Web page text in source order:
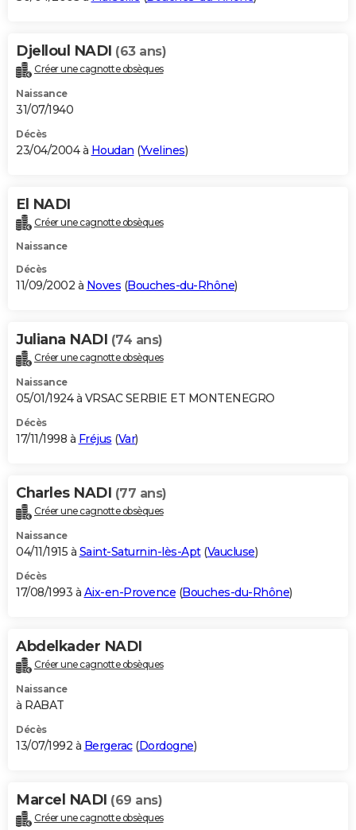
Djelloul NADI (63 ans)
Créer une cagnotte obsèques
Naissance
31/07/1940
Décès
23/04/2004 à Houdan (Yvelines)
El NADI
Créer une cagnotte obsèques
Naissance
Décès
11/09/2002 à Noves (Bouches-du-Rhône)
Juliana NADI (74 ans)
Créer une cagnotte obsèques
Naissance
05/01/1924 à VRSAC SERBIE ET MONTENEGRO
Décès
17/11/1998 à Fréjus (Var)
Charles NADI (77 ans)
Créer une cagnotte obsèques
Naissance
04/11/1915 à Saint-Saturnin-lès-Apt(Vaucluse)
Décès
17/08/1993 à Aix-en-Provence (Bouches-du-Rhône)
Abdelkader NADI
Créer une cagnotte obsèques
Naissance
à RABAT
Décès
13/07/1992 à Bergerac(Dordogne)
Marcel NADI (69 ans)
Créer une cagnotte obsèques